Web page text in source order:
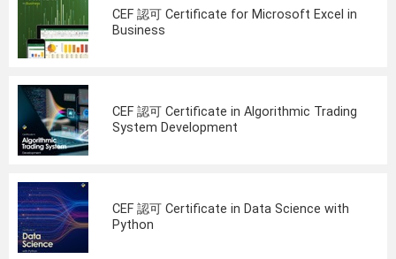
CEF 認可 Certificate for Microsoft Excel in
Business
CEF 認可 Certificate in Algorithmic Trading
System Development
CEF 認可 Certificate in Data Science with
Python